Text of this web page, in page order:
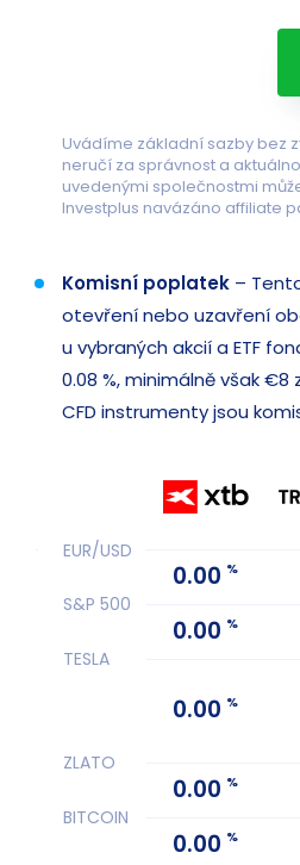
Uvádíme základní sazby bez
neručí za správnost a
uvedenými společnostmi
Investplus navázáno affiliate
Komisní poplatek –
otevření nebo uzavření
u vybraných akcií a ETF
0.08 %, minimálně však
CFD instrumenty jsou
EUR/USD
0.00 %
S&P 500
0.00 %
TESLA
0.00 %
ZLATO
0.00 %
BITCOIN
0.00 %